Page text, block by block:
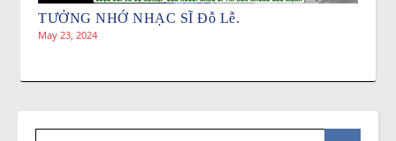
TƯỞNG NHỚ NHẠC SĨ Đỗ Lễ.
May 23, 2024